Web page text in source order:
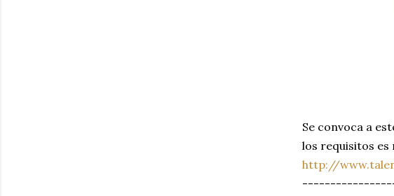
Se convoca a
los requisitos
http://